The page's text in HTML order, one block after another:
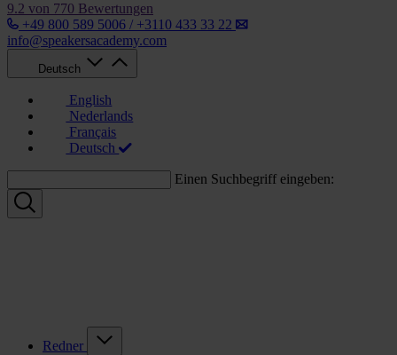
9.2 von 770 Bewertungen
+49 800 589 5006 / +3110 433 33 22
info@speakersacademy.com
Deutsch
English
Nederlands
Français
Deutsch
Einen Suchbegriff eingeben:
Redner